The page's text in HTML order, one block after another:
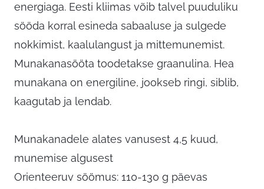
energiaga. Eesti kliimas võib talvel puuduliku
sööda korral esineda sabaaluse ja sulgede
nokkimist, kaalulangust ja mittemunemist.
Munakanasööta toodetakse graanulina. Hea
munakana on energiline, jookseb ringi, siblib,
kaagutab ja lendab.
Munakanadele alates vanusest 4,5 kuud,
munemise algusest
Orienteeruv söömus: 110-130 g päevas